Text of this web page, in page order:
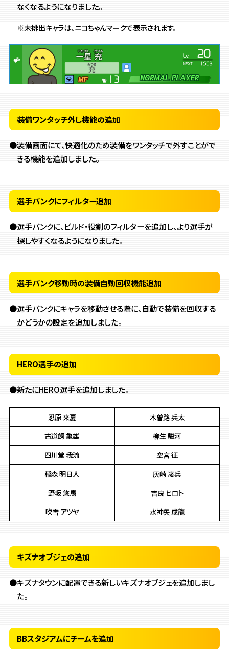
なくなるようになりました。
※未排出キャラは、ニコちゃんマークで表示されます。
装備ワンタッチ外し機能の追加
●装備画面にて、快適化のため装備をワンタッチで外すことがで
きる機能を追加しました。
選手バンクにフィルター追加
●選手バンクに、ビルド・役割のフィルターを追加し、より選手が
探しやすくなるようになりました。
選手バンク移動時の装備自動回収機能追加
●選手バンクにキャラを移動させる際に、自動で装備を回収する
かどうかの設定を追加しました。
HERO選手の追加
●新たにHERO選手を追加しました。
忍原 来夏
木曽路 兵太
古道飼 亀雄
柳生 駿河
四川堂 我流
空宮 征
稲森 明日人
灰崎 凌兵
野坂 悠馬
吉良 ヒロト
吹雪 アツヤ
水神矢 成龍
キズナオブジェの追加
●キズナタウンに配置できる新しいキズナオブジェを追加しまし
た。
BBスタジアムにチームを追加